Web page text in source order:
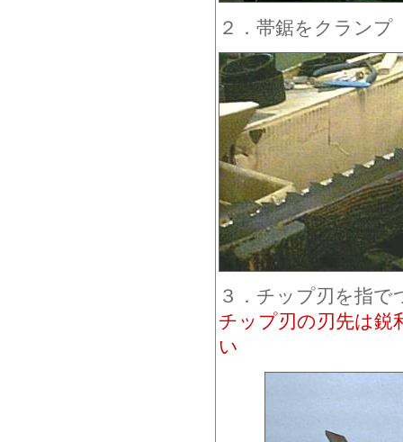
２．帯鋸をクランプ
３．チップ刃を指
チップ刃の刃先は鋭
い